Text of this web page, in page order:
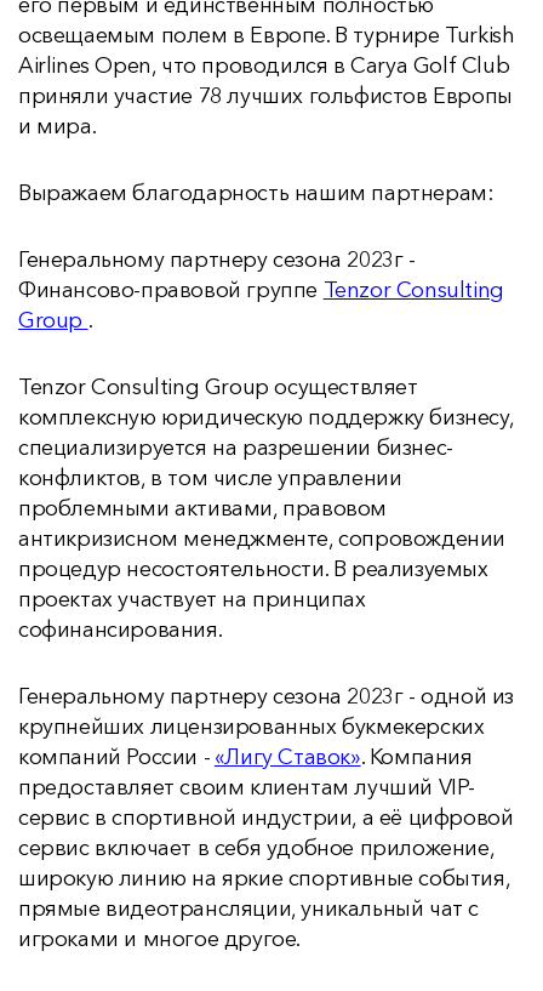
освещаемым полем в Европе. В турнире Turkish
Airlines Open, что проводился в Carya Golf Club
приняли участие 78 лучших гольфистов Европы
и мира.
Выражаем благодарность нашим партнерам:
Генеральному партнеру сезона 2023г -
Финансово-правовой группе Tenzor Consulting
Group .
Tenzor Consulting Group осуществляет
комплексную юридическую поддержку бизнесу,
специализируется на разрешении бизнес-
конфликтов, в том числе управлении
проблемными активами, правовом
антикризисном менеджменте, сопровождении
процедур несостоятельности. В реализуемых
проектах участвует на принципах
софинансирования.
Генеральному партнеру сезона 2023г - одной из
крупнейших лицензированных букмекерских
компаний России - «Лигу Ставок». Компания
предоставляет своим клиентам лучший VIP-
сервис в спортивной индустрии, а её цифровой
сервис включает в себя удобное приложение,
широкую линию на яркие спортивные события,
прямые видеотрансляции, уникальный чат с
игроками и многое другое.